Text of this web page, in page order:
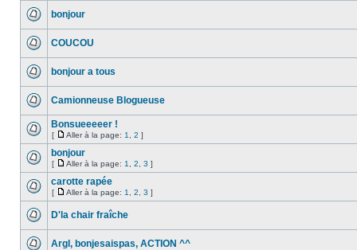
bonjour
COUCOU
bonjour a tous
Camionneuse Blogueuse
Bonsueeeeer !
[ Aller à la page: 1 2 ]
bonjour
[ Aller à la page: 1 2 3 ]
carotte rapée
[ Aller à la page: 1 2 3 ]
D'la chair fraîche
Argl, bonjesaispas, ACTION ^^